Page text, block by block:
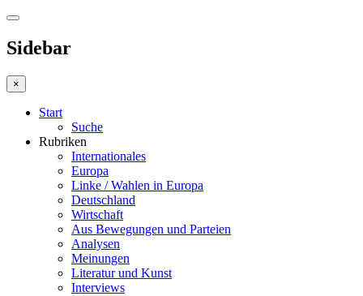
Sidebar
×
Start
Suche
Rubriken
Internationales
Europa
Linke / Wahlen in Europa
Deutschland
Wirtschaft
Aus Bewegungen und Parteien
Analysen
Meinungen
Literatur und Kunst
Interviews